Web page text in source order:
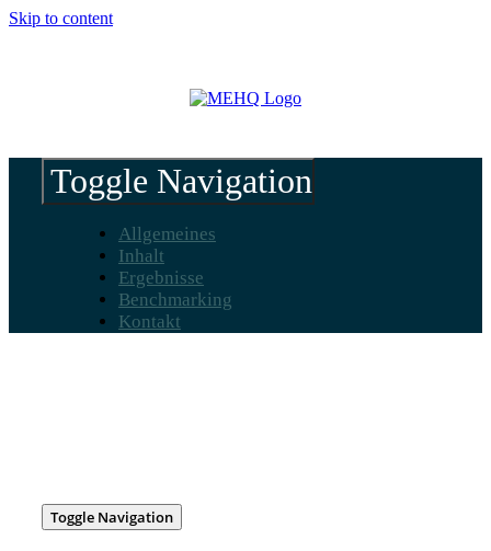
Skip to content
Toggle Navigation
Allgemeines
Inhalt
Ergebnisse
Benchmarking
Kontakt
Toggle Navigation